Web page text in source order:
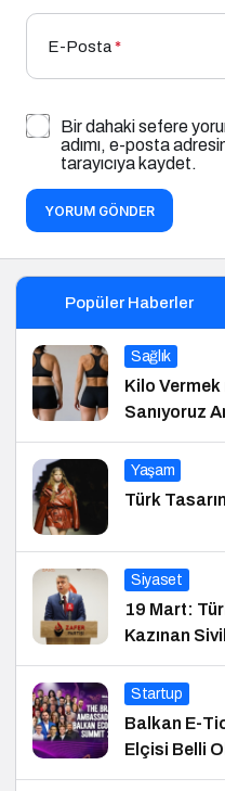
E-Posta*
Bir dahaki sefere
adımı, e-posta
tarayıcıya kaydet.
YORUM GÖNDER
Popüler Haberler
Sağlık
Kilo Vermek
Sanıyoruz
Yaşam
Türk
Siyaset
19 Mart:
Kazınan
Startup
Balkan E-
Elçisi Belli